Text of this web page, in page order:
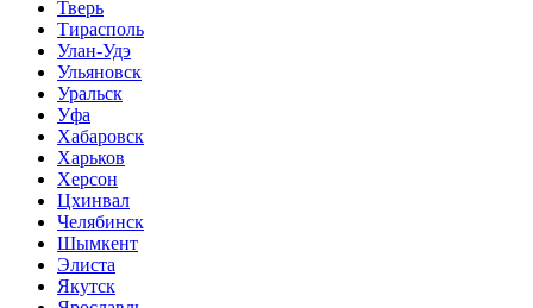
Тверь
Тирасполь
Улан-Удэ
Ульяновск
Уральск
Уфа
Хабаровск
Харьков
Херсон
Цхинвал
Челябинск
Шымкент
Элиста
Якутск